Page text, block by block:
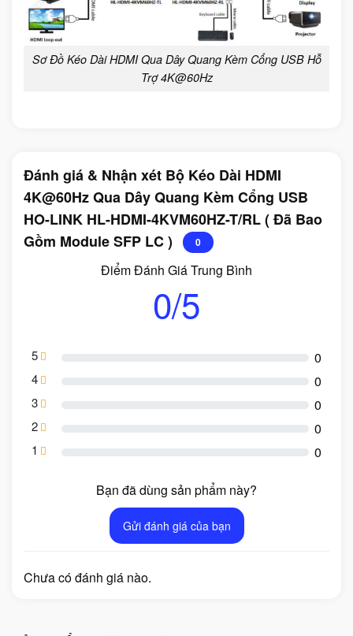
Sơ Đồ Kéo Dài HDMI Qua Dây Quang Kèm Cổng USB Hỗ
Trợ 4K@60Hz
Đánh giá & Nhận xét Bộ Kéo Dài HDMI
4K@60Hz Qua Dây Quang Kèm Cổng USB
HO-LINK HL-HDMI-4KVM60HZ-T/RL ( Đã Bao
Gồm Module SFP LC )
0
Điểm Đánh Giá Trung Bình
0/5
5 0
4 0
3 0
2 0
1 0
Bạn đã dùng sản phẩm này?
Gửi đánh giá của bạn
Chưa có đánh giá nào.